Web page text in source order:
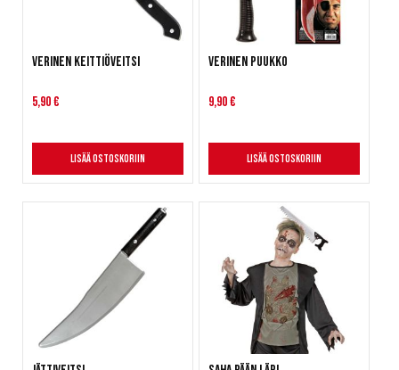
Verinen keittiöveitsi
5,90 €
Lisää ostoskoriin
Verinen puukko
9,90 €
Lisää ostoskoriin